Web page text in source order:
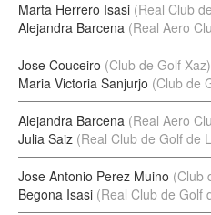
Marta Herrero Isasi (Real Club
Alejandra Barcena (Real Aero
Jose Couceiro (Club de Golf Xaz)
Maria Victoria Sanjurjo (Club de
Alejandra Barcena (Real Aero
Julia Saiz (Real Club de Golf de
Jose Antonio Perez Muino (Club
Begona Isasi (Real Club de Golf